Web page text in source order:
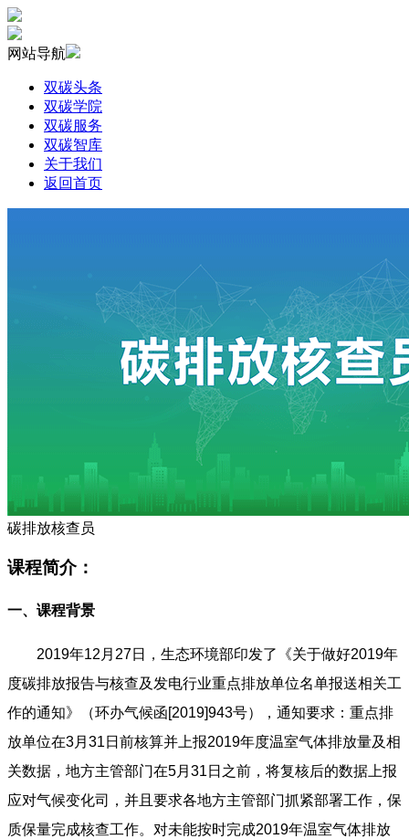
网站导航
双碳头条
双碳学院
双碳服务
双碳智库
关于我们
返回首页
碳排放核查员
课程简介：
一、课程背景
2019年12月27日，生态环境部印发了《关于做好2019年
度碳排放报告与核查及发电行业重点排放单位名单报送相关工
作的通知》（环办气候函[2019]943号），通知要求：重点排
放单位在3月31日前核算并上报2019年度温室气体排放量及相
关数据，地方主管部门在5月31日之前，将复核后的数据上报
应对气候变化司，并且要求各地方主管部门抓紧部署工作，保
质保量完成核查工作。对未能按时完成2019年温室气体排放